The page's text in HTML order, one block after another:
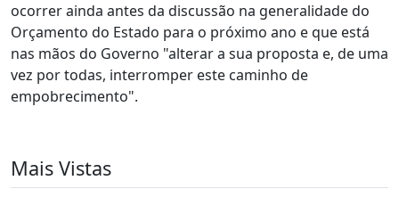
ocorrer ainda antes da discussão na generalidade do
Orçamento do Estado para o próximo ano e que está
nas mãos do Governo "alterar a sua proposta e, de uma
vez por todas, interromper este caminho de
empobrecimento".
Mais Vistas